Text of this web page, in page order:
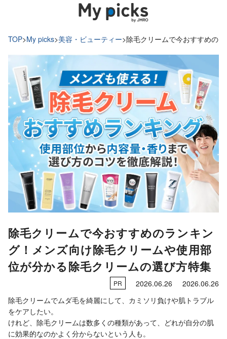
TOP>My picks>美容・ビューティー>除毛クリームで今おすすめの
除毛クリームで今おすすめのランキン
グ！メンズ向け除毛クリームや使用部
位が分かる除毛クリームの選び方特集
PR 2026.06.26
2026.06.26
除毛クリームでムダ毛を綺麗にして、カミソリ負けや肌トラブル
をケアしたい。
けれど、除毛クリームは数多くの種類があって、どれが自分の肌
に効果的なのかよく分からないという人も。